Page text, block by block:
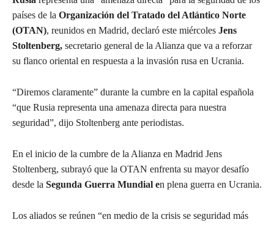
países de la Organización del Tratado del Atlántico Norte
(OTAN), reunidos en Madrid, declaró este miércoles Jens
Stoltenberg, secretario general de la Alianza que va a reforzar
su flanco oriental en respuesta a la invasión rusa en Ucrania.
“Diremos claramente” durante la cumbre en la capital española
“que Rusia representa una amenaza directa para nuestra
seguridad”, dijo Stoltenberg ante periodistas.
En el inicio de la cumbre de la Alianza en Madrid Jens
Stoltenberg, subrayó que la OTAN enfrenta su mayor desafío
desde la Segunda Guerra Mundial en plena guerra en Ucrania.
Los aliados se reúnen “en medio de la crisis se seguridad más